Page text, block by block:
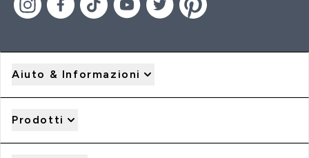
Aiuto & Informazioni
Prodotti